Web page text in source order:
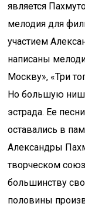
является
мелодия для
участием
написаны
Москву», «Три
Но большую
эстрада. Ее
оставались в
Александры
творческом
большинству
половины